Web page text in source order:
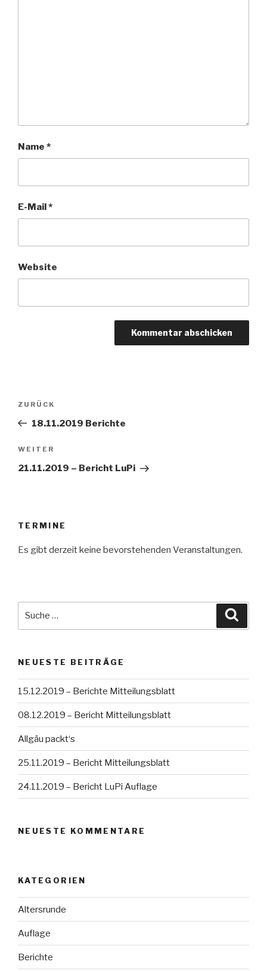
Name *
E-Mail*
Website
Beitrags-
Vorheriger
Beitrag
ZURÜCK
18.11.2019 Berichte
Nächster
Beitrag
WEITER
21.11.2019 – Bericht LuPi
TERMINE
Es gibt derzeit keine bevorstehenden Veranstaltungen.
NEUESTE BEITRÄGE
15.12.2019 – Berichte Mitteilungsblatt
08.12.2019 – Bericht Mitteilungsblatt
Allgäu packt‘s
25.11.2019 – Bericht Mitteilungsblatt
24.11.2019 – Bericht LuPi Auflage
NEUESTE KOMMENTARE
KATEGORIEN
Altersrunde
Auflage
Berichte